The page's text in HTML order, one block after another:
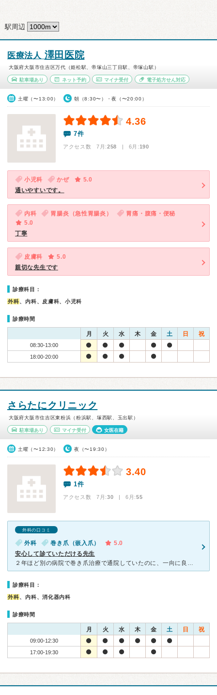
駅周辺
医療法人 澤田医院
大阪府大阪市住吉区万代（姫松駅、帝塚山三丁目駅、帝塚山駅）
駐車場あり ネット予約 マイナ受付 電子処方せん対応
土曜（〜13:00） 朝（8:30〜）・夜（〜20:00）
4.36
7件
アクセス数 7月:258 | 6月:190
小児科 かぜ
5.0
通いやすいです。
内科 胃腸炎（急性胃腸炎）
胃痛・腹痛・便秘
5.0
丁寧
皮膚科
5.0
親切な先生です
診療科目：
外科、内科、皮膚科、小児科
診療時間
月 火 水 木 金 土 日 祝
08:30-13:00
18:00-20:00
さらたにクリニック
大阪府大阪市住吉区東粉浜（粉浜駅、塚西駅、玉出駅）
駐車場あり マイナ受付 女医在籍
土曜（〜12:30） 夜（〜19:30）
3.40
1件
アクセス数 7月:30 | 6月:55
外科の口コミ
外科 巻き爪（嵌入爪）
5.0
安心して診ていただける先生
２年ほど別の病院で巻き爪治療で通院していたのに、一向に良くならなくて痛みに耐えて生活していた父を、ネットで見つけたこちらの病院へ連れていきました。先生はすぐに麻酔をして巻き爪切除の処置をしてくださいま
診療科目：
外科、内科、消化器内科
診療時間
月 火 水 木 金 土 日 祝
09:00-12:30
17:00-19:30